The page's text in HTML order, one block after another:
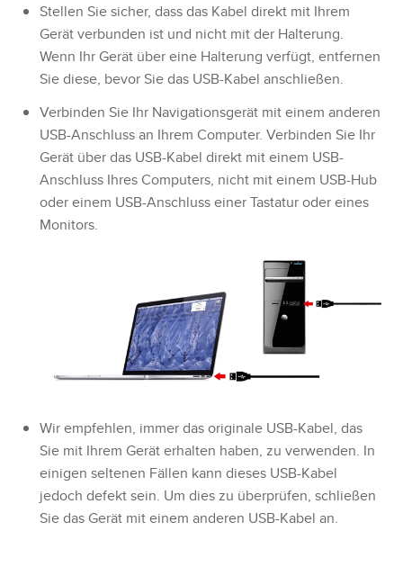
Stellen Sie sicher, dass das Kabel direkt mit Ihrem
Gerät verbunden ist und nicht mit der Halterung.
Wenn Ihr Gerät über eine Halterung verfügt, entfernen
Sie diese, bevor Sie das USB-Kabel anschließen.
Verbinden Sie Ihr Navigationsgerät mit einem anderen
USB-Anschluss an Ihrem Computer. Verbinden Sie Ihr
Gerät über das USB-Kabel direkt mit einem USB-
Anschluss Ihres Computers, nicht mit einem USB-Hub
oder einem USB-Anschluss einer Tastatur oder eines
Monitors.
Wir empfehlen, immer das originale USB-Kabel, das
Sie mit Ihrem Gerät erhalten haben, zu verwenden. In
einigen seltenen Fällen kann dieses USB-Kabel
jedoch defekt sein. Um dies zu überprüfen, schließen
Sie das Gerät mit einem anderen USB-Kabel an.